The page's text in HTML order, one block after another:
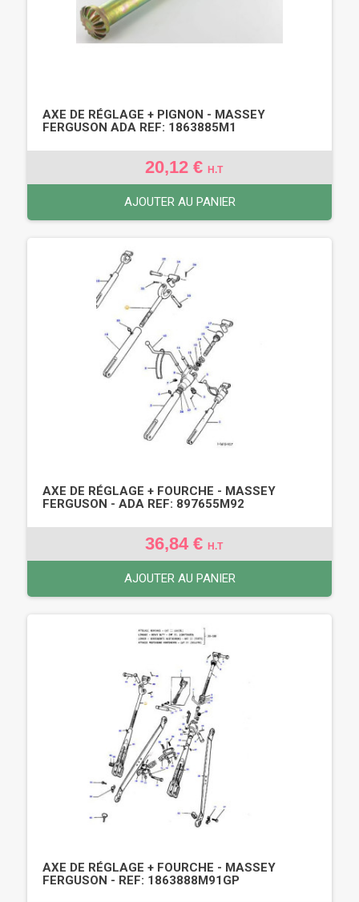
AXE DE RÉGLAGE + PIGNON - MASSEY
FERGUSON ADA REF: 1863885M1
20,12 € H.T
AJOUTER AU PANIER
AXE DE RÉGLAGE + FOURCHE - MASSEY
FERGUSON - ADA REF: 897655M92
36,84 € H.T
AJOUTER AU PANIER
AXE DE RÉGLAGE + FOURCHE - MASSEY
FERGUSON - REF: 1863888M91GP